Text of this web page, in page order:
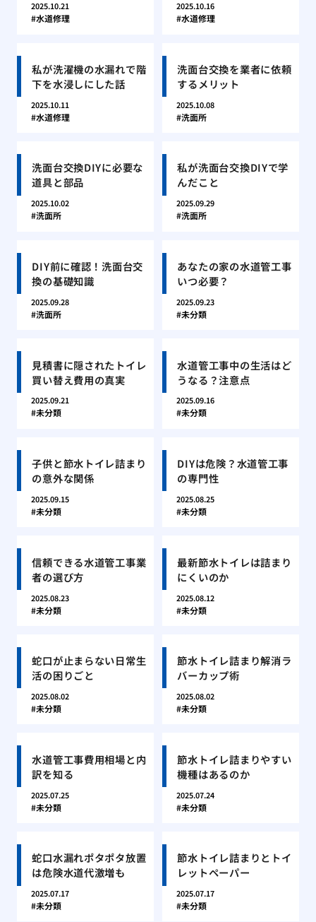
2025.10.21
水道修理
2025.10.16
水道修理
私が洗濯機の水漏れで階
下を水浸しにした話
2025.10.11
水道修理
洗面台交換を業者に依頼
するメリット
2025.10.08
洗面所
洗面台交換DIYに必要な
道具と部品
2025.10.02
洗面所
私が洗面台交換DIYで学
んだこと
2025.09.29
洗面所
DIY前に確認！洗面台交
換の基礎知識
2025.09.28
洗面所
あなたの家の水道管工事
いつ必要？
2025.09.23
未分類
見積書に隠されたトイレ
買い替え費用の真実
2025.09.21
未分類
水道管工事中の生活はど
うなる？注意点
2025.09.16
未分類
子供と節水トイレ詰まり
の意外な関係
2025.09.15
未分類
DIYは危険？水道管工事
の専門性
2025.08.25
未分類
信頼できる水道管工事業
者の選び方
2025.08.23
未分類
最新節水トイレは詰まり
にくいのか
2025.08.12
未分類
蛇口が止まらない日常生
活の困りごと
2025.08.02
未分類
節水トイレ詰まり解消ラ
バーカップ術
2025.08.02
未分類
水道管工事費用相場と内
訳を知る
2025.07.25
未分類
節水トイレ詰まりやすい
機種はあるのか
2025.07.24
未分類
蛇口水漏れポタポタ放置
は危険水道代激増も
2025.07.17
未分類
節水トイレ詰まりとトイ
レットペーパー
2025.07.17
未分類